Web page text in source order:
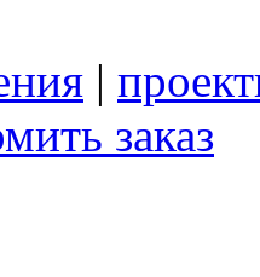
|
заказ